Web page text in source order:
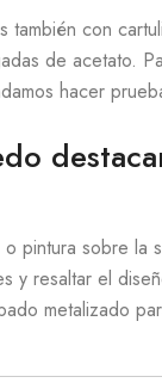
también con
de acetato.
hacer
pintura sobre la
y resaltar el
metalizado